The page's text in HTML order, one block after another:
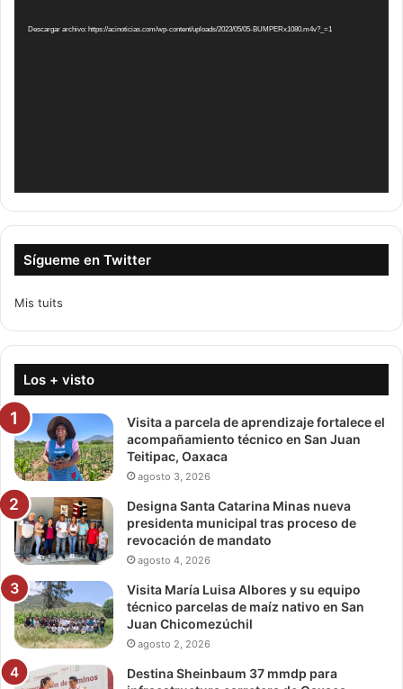
vídeo
Descargar archivo: https://acinoticias.com/wp-content/uploads/2023/05/05-BUMPERx1080.m4v?_=1
Sígueme en Twitter
Mis tuits
Los + visto
Visita a parcela de aprendizaje fortalece el
acompañamiento técnico en San Juan
Teitipac, Oaxaca
agosto 3, 2026
Designa Santa Catarina Minas nueva
presidenta municipal tras proceso de
revocación de mandato
agosto 4, 2026
Visita María Luisa Albores y su equipo
técnico parcelas de maíz nativo en San
Juan Chicomezúchil
agosto 2, 2026
Destina Sheinbaum 37 mmdp para